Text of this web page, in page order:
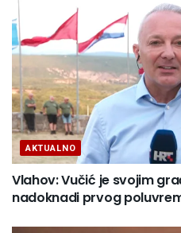
AKTUALNO
Vlahov: Vučić je svojim
nadoknadi prvog